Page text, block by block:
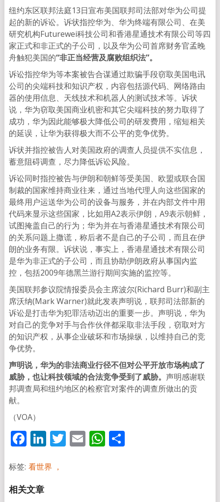
纽约东区联邦法庭13日宣布美国联邦司法部对华为公司提
起的新的诉讼。诉状指控华为、华为终端有限公司、在美
研究机构Futurewei科技公司和香港星通技术有限公司等四
家正式和非正式的子公司，以及华为公司首席财务官孟晚
舟触犯美国的“非正当经营及腐败组织法”。
诉讼指控华为等本案被告合谋通过欺骗手段窃取美国电讯
公司的尖端科技和知识产权，内容包括源代码、网络路由
器的使用信息、天线技术和机器人的测试技术等。诉状
说，华为窃取美国商业机密和其它尖端科技的努力取得了
成功，华为因此能够极大降低公司的研发费用，缩短相关
的延误，让华为获得极大而不公平的竞争优势。
诉状并指控被告人对美国政府的调查人员提供不实信息，
蓄意阻碍调查，尽力降低诉讼风险。
诉讼同时指控被告与伊朗和朝鲜等受美国、欧盟或联合国
制裁的国家维持商业往来，通过当地代理人向这些国家的
最终用户运送华为公司的设备与服务，并在内部文件中用
代码来显示这些国家，比如用A2表示伊朗，A9表示朝鲜，
试图掩盖自己的行为；华为并在与香港星通技术有限公司
的关系问题上撒谎，称后者不是自己的子公司，而且在伊
朗的业务有限。诉状说，事实上，香港星通技术有限公司
是华为非正式的子公司，而且协助伊朗政府从事国内监
控，包括2009年德黑兰游行期间实施的监控等。
美国联邦参议院情报委员会主席波尔(Richard Burr)和副主
席沃纳(Mark Warner)就此发表声明说，联邦司法部新的
诉讼是打击华为犯罪活动迈出的重要一步。声明说，华为
对自己的竞争对手与合作伙伴都采取非法手段，窃取对方
的知识产权，从事企业破坏和市场操纵，以维持自己的竞
争优势。
声明说，华为的非法商业行径不但对公平开放市场构成了
威胁，也让科技领域的合法竞争受到了威胁。 声明感谢联
邦调查局和纽约地区的检察官对案件的调查所做出的贡
献。
（VOA）
Facebook
LinkedIn
Twitter
EmailWhatsApp
分
标签: 看世界 ，